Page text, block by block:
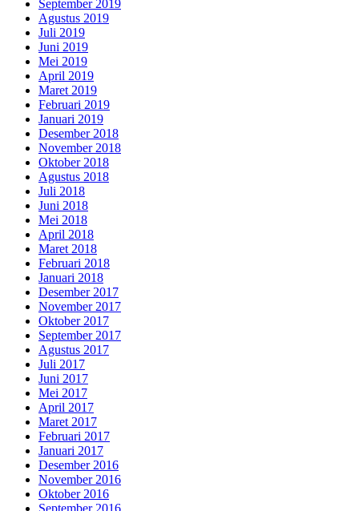
September 2019
Agustus 2019
Juli 2019
Juni 2019
Mei 2019
April 2019
Maret 2019
Februari 2019
Januari 2019
Desember 2018
November 2018
Oktober 2018
Agustus 2018
Juli 2018
Juni 2018
Mei 2018
April 2018
Maret 2018
Februari 2018
Januari 2018
Desember 2017
November 2017
Oktober 2017
September 2017
Agustus 2017
Juli 2017
Juni 2017
Mei 2017
April 2017
Maret 2017
Februari 2017
Januari 2017
Desember 2016
November 2016
Oktober 2016
September 2016